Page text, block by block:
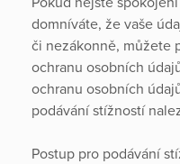
domníváte, že vaše
či nezákonně, můžete
ochranu osobních
ochranu osobních
podávání stížností
Postup pro podávání